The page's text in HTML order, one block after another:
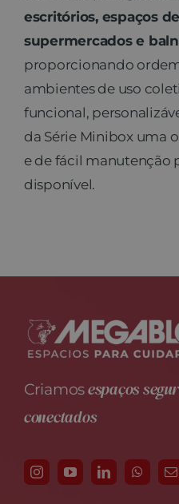
escritórios, espaços
supermercados e
proporcionando
ambientes de uso
funcional,
da Série Minibox uma
e de fácil manutenção
disponível.
Criamosespaços
conectados